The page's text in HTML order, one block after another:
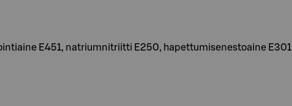
E451, natriumnitriitti E250, hapettumisenestoaine E301